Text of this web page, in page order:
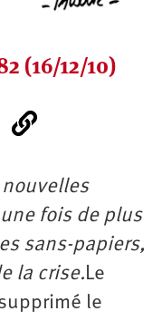
(16/12/10)
fois de plus
sans-papiers,
la crise.Le
le